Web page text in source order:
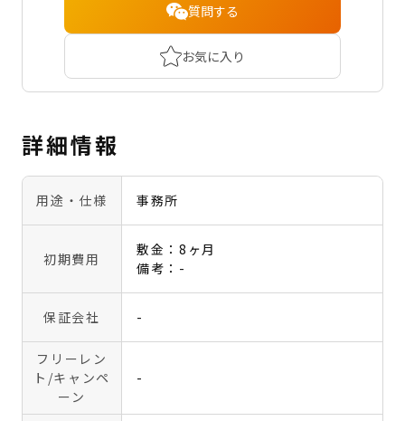
質問する
お気に入り
詳細情報
用途・仕様 事務所
初期費用
敷金：8ヶ月
備考：-
保証会社 -
フリーレン
ト /キャンペ
ーン
-